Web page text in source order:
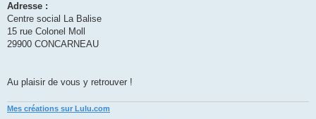
Adresse :
Centre social La Balise
15 rue Colonel Moll
29900 CONCARNEAU
Au plaisir de vous y retrouver !
Mes créations sur Lulu.com